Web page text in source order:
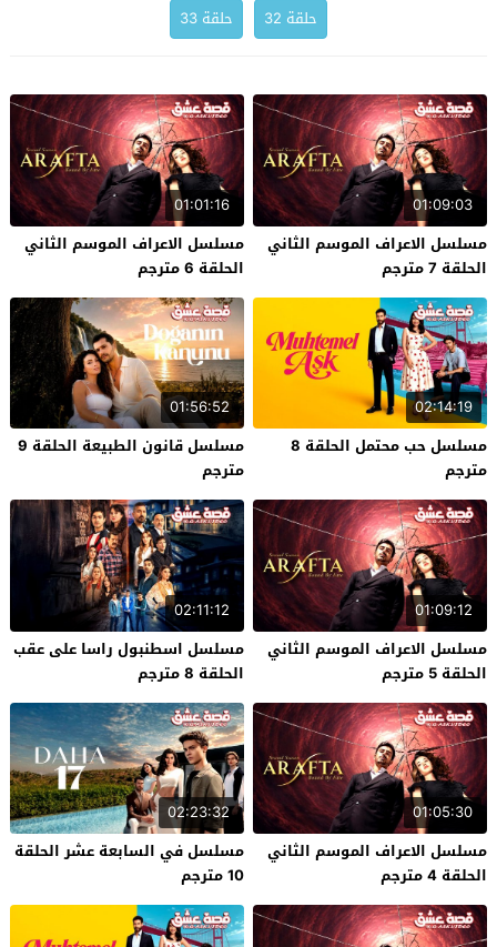
حلقة 32
حلقة 33
01:09:03
مسلسل الاعراف الموسم الثاني
الحلقة 7 مترجم
01:01:16
مسلسل الاعراف الموسم الثاني
الحلقة 6 مترجم
02:14:19
مسلسل حب محتمل الحلقة 8
مترجم
01:56:52
مسلسل قانون الطبيعة الحلقة 9
مترجم
01:09:12
مسلسل الاعراف الموسم الثاني
الحلقة 5 مترجم
02:11:12
مسلسل اسطنبول راسا على عقب
الحلقة 8 مترجم
01:05:30
مسلسل الاعراف الموسم الثاني
الحلقة 4 مترجم
02:23:32
مسلسل في السابعة عشر الحلقة
10 مترجم